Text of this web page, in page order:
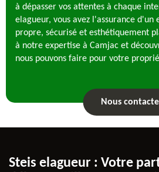
à dépasser vos attentes à chaque
elagueur, vous avez l'assurance d'un
propre, sécurisé et esthétiquement
à notre expertise à Camjac et
nous pouvons faire pour votre
Nous
Steis elagueur : Votre